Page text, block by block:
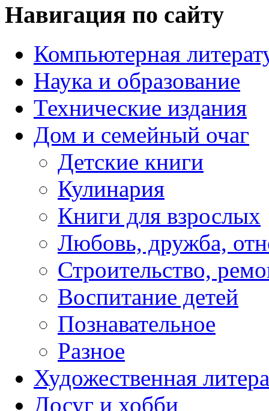
Навигация по сайту
Компьютерная
Наука и образование
Технические издания
Дом и семейный очаг
Детские книги
Кулинария
Книги для взрослых
Любовь, дружба,
Строительство,
Воспитание детей
Познавательное
Разное
Художественная
Досуг и хобби